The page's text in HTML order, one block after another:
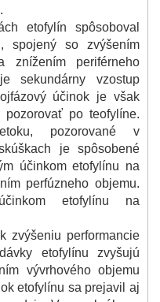
etofylín spôsoboval
spojený so zvýšením
znížením periférneho
sekundárny vzostup
účinok je však
po teofylíne.
pozorované v
je spôsobené
účinkom etofylínu na
perfúzneho objemu.
etofylínu na
zvýšeniu performancie
etofylínu zvyšujú
vývrhového objemu
etofylínu sa prejavil aj